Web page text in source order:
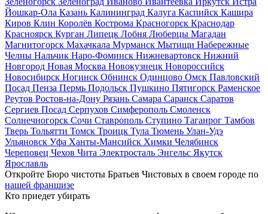
Йошкар-Ола Казань Калининград Калуга Каспийск Кашира
Киров Клин Королёв Кострома Красногорск Краснодар
Красноярск Курган Липецк Лобня Люберцы Магадан
Магнитогорск Махачкала Мурманск Мытищи Набережные
Челны Нальчик Наро-Фоминск Нижневартовск Нижний
Новгород Новая Москва Новокузнецк Новороссийск
Новосибирск Ногинск Обнинск Одинцово Омск Павловский
Посад Пенза Пермь Подольск Пушкино Пятигорск Раменское
Реутов Ростов-на-Дону Рязань Самара Саранск Саратов
Сергиев Посад Серпухов Симферополь Смоленск
Солнечногорск Сочи Ставрополь Ступино Таганрог Тамбов
Тверь Тольятти Томск Троицк Тула Тюмень Улан-Удэ
Ульяновск Уфа Ханты-Мансийск Химки Челябинск
Череповец Чехов Чита Электросталь Энгельс Якутск
Ярославль
Откройте Бюро чистоты Братьев Чистовых в своем городе по
нашей франшизе
Кто приедет убирать